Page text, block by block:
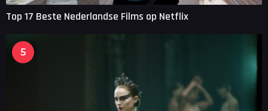
Top 17 Beste Nederlandse Films op Netflix
5